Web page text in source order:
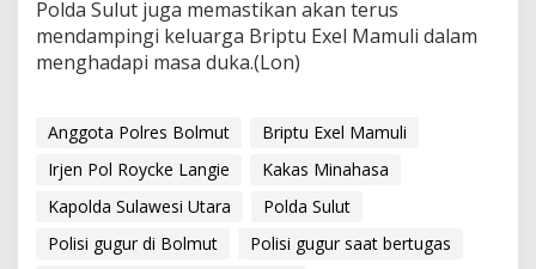
Polda Sulut juga memastikan akan terus
mendampingi keluarga Briptu Exel Mamuli dalam
menghadapi masa duka.(Lon)
Anggota Polres Bolmut
Briptu Exel Mamuli
Irjen Pol Roycke Langie
Kakas Minahasa
Kapolda Sulawesi Utara
Polda Sulut
Polisi gugur di Bolmut
Polisi gugur saat bertugas